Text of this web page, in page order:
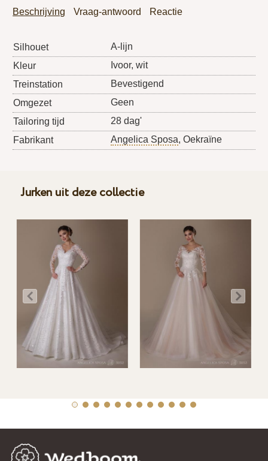
Beschrijving Vraag-antwoord Reactie
Silhouet
A-lijn
Kleur
Ivoor, wit
Treinstation
Bevestigend
Omgezet
Geen
Tailoring tijd
28 dag'
Fabrikant
Angelica Sposa, Oekraïne
Jurken uit deze collectie